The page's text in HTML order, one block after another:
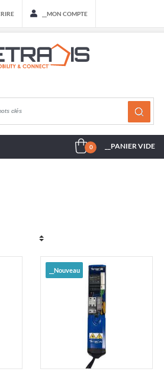
__MON COMPTE
0 __PANIER VIDE
__Nouveau